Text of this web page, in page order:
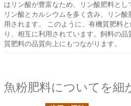
はリン酸が豊富なため、リン酸肥料と
リン酸とカルシウムを多く含み、リン酸
用されます。 このように、有機質肥料
り、相互に利用されています。飼料の
質肥料の品質向上にもつながります。
魚粉肥料についてを細